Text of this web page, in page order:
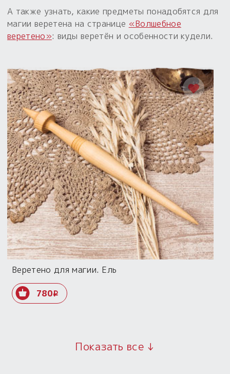
А также узнать, какие предметы понадобятся для
магии веретена на странице «Волшебное
веретено»: виды веретён и особенности кудели.
Веретено для магии. Ель
780i
Показать все ↓